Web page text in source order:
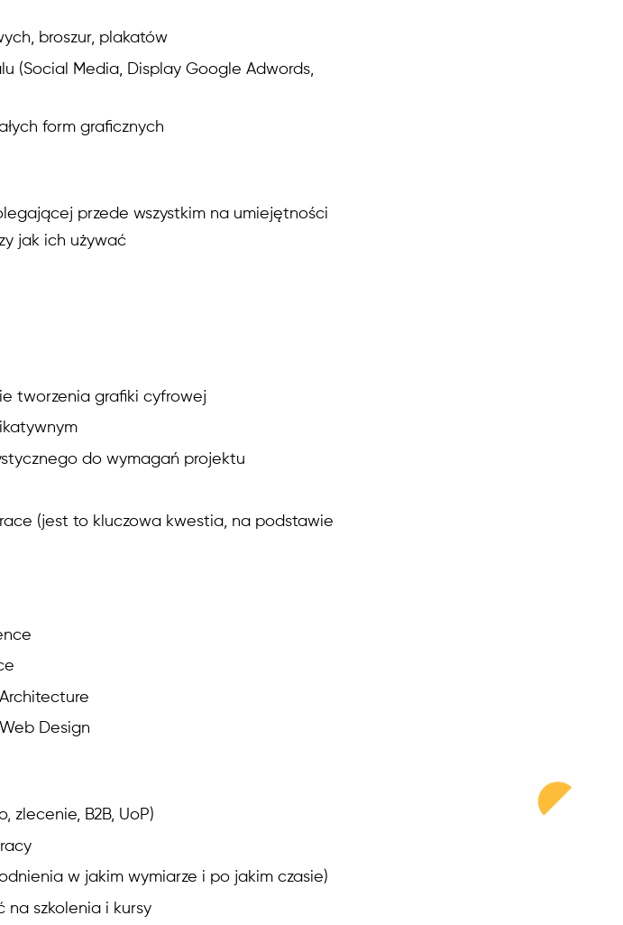
broszur, plakatów
(Social Media, Display Google Adwords,
form graficznych
przede wszystkim na umiejętności
jak ich używać
tworzenia grafiki cyfrowej
do wymagań projektu
(jest to kluczowa kwestia, na podstawie
Design
zlecenie, B2B, UoP)
w jakim wymiarze i po jakim czasie)
na szkolenia i kursy